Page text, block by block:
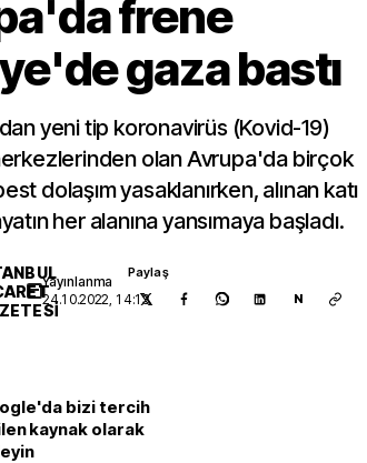
frene
gaza bastı
yeni tip koronavirüs (Kovid-19)
olan Avrupa'da birçok
dolaşım yasaklanırken, alınan katı
her alanına yansımaya başladı.
Yayınlanma
24.10.2022, 14:13
Paylaş
N
bizi tercih
kaynak olarak